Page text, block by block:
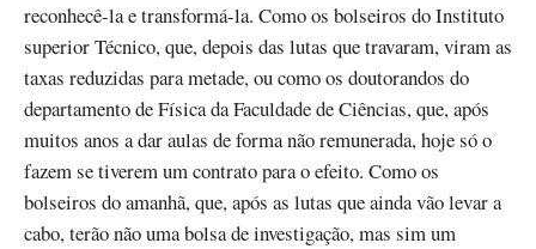
reconhecê-la e transformá-la. Como os bolseiros do Instituto
superior Técnico, que, depois das lutas que travaram, viram as
taxas reduzidas para metade, ou como os doutorandos do
departamento de Física da Faculdade de Ciências, que, após
muitos anos a dar aulas de forma não remunerada, hoje só o
fazem se tiverem um contrato para o efeito. Como os
bolseiros do amanhã, que, após as lutas que ainda vão levar a
cabo, terão não uma bolsa de investigação, mas sim um